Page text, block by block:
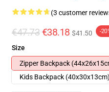
(3 customer
€47.73 €38.18 $41.50 -
Size
Zipper Backpack
Kids Backpack (40x30x13cm)